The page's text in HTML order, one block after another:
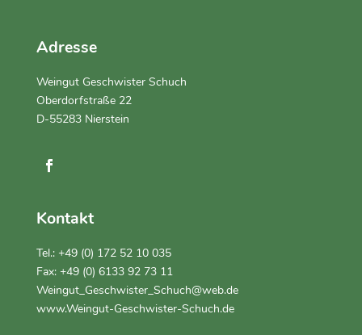
Adresse
Weingut Geschwister Schuch
Oberdorfstraße 22
D-55283 Nierstein
Kontakt
Tel.: +49 (0) 172 52 10 035
Fax: +49 (0) 6133 92 73 11
Weingut_Geschwister_Schuch@web.de
www.Weingut-Geschwister-Schuch.de